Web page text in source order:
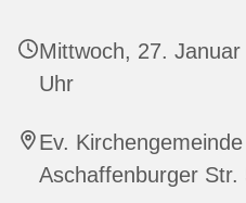
Mittwoch, 27.
Uhr
Ev.
Aschaffenburger